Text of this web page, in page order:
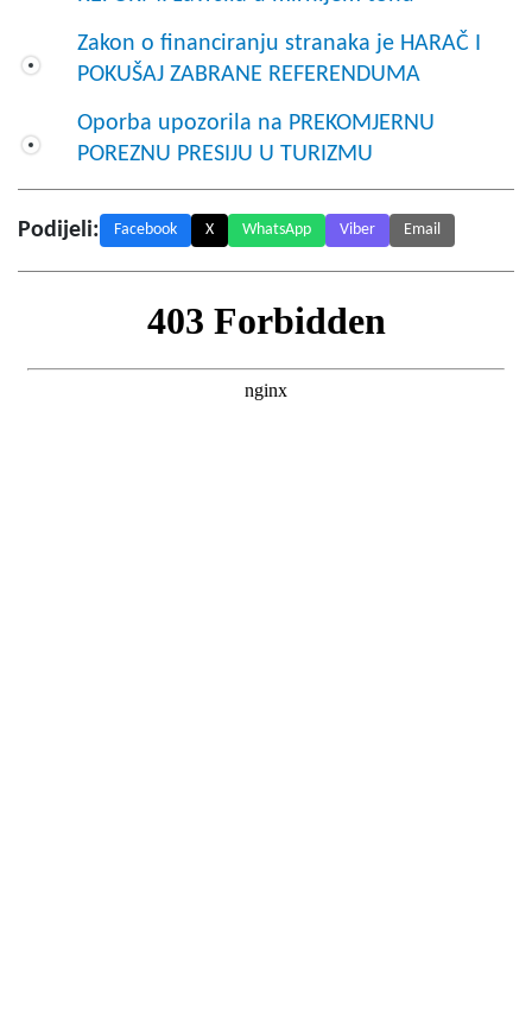
Zakon o financiranju stranaka je HARAČ I
POKUŠAJ ZABRANE REFERENDUMA
Oporba upozorila na PREKOMJERNU
POREZNU PRESIJU U TURIZMU
Podijeli: Facebook X WhatsApp Viber Email